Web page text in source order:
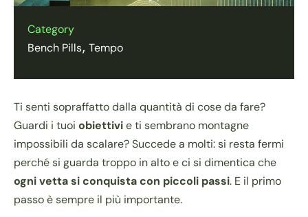
Category
Bench Pills Tempo
Ti senti sopraffatto dalla quantità di cose da fare?
Guardi i tuoi obiettivie ti sembrano montagne
impossibili da scalare? Succede a molti: si resta fermi
perché si guarda troppo in alto e ci si dimentica che
ogni vetta si conquista con piccoli passi. E il primo
passo è sempre il più importante.